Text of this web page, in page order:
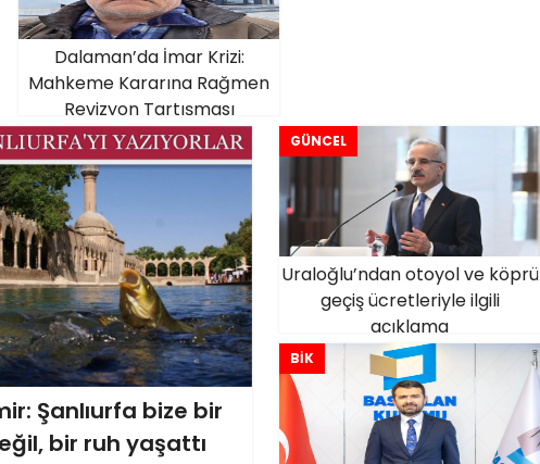
Dalaman’da İmar Krizi:
Mahkeme Kararına Rağmen
Revizyon Tartışması
Şanlıurfa bize bir
bir ruh yaşattı
GÜNCEL
Uraloğlu’ndan otoyol ve köprü
geçiş ücretleriyle ilgili
açıklama
BİK